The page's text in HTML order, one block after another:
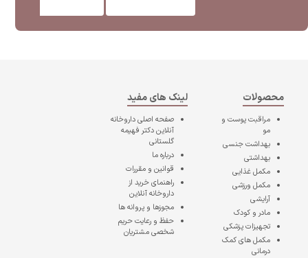
محصولات
مراقبت پوست و
مو
بهداشت جنسی
بهداشتی
مکمل غذایی
مکمل ورزشی
آرایشی
مادر و کودک
تجهیزات پزشکی
مکمل های کمک
درمانی
لینک های مفید
صفحه اصلیداروخانه
آنلاین دکتر فهیمه
گلستانی
درباره ما
قوانین و مقررات
راهنمای خرید از
داروخانه آنلاین
مجوزها و پروانه ها
حفظ و رعایت حریم
شخصی مشتریان